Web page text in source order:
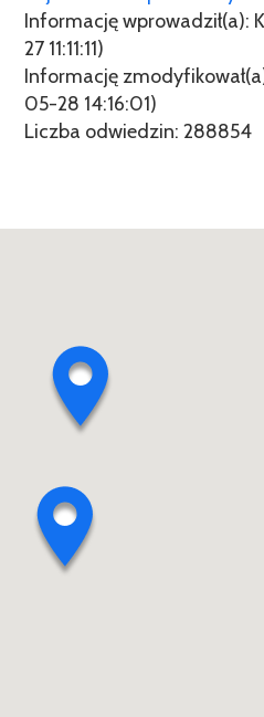
Informację wprowadził(a):
27 11:11:11)
Informację
05-28 14:16:01)
Liczba odwiedzin: 288854